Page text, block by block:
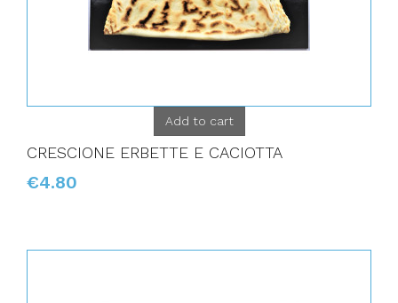
Add to cart
CRESCIONE ERBETTE E CACIOTTA
€4.80